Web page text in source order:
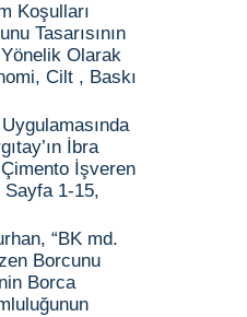
Koşulları
Tasarısının
Olarak
Cilt , Baskı
İbra
Çimento İşveren
1-15,
“BK md.
Borcunu
Borca